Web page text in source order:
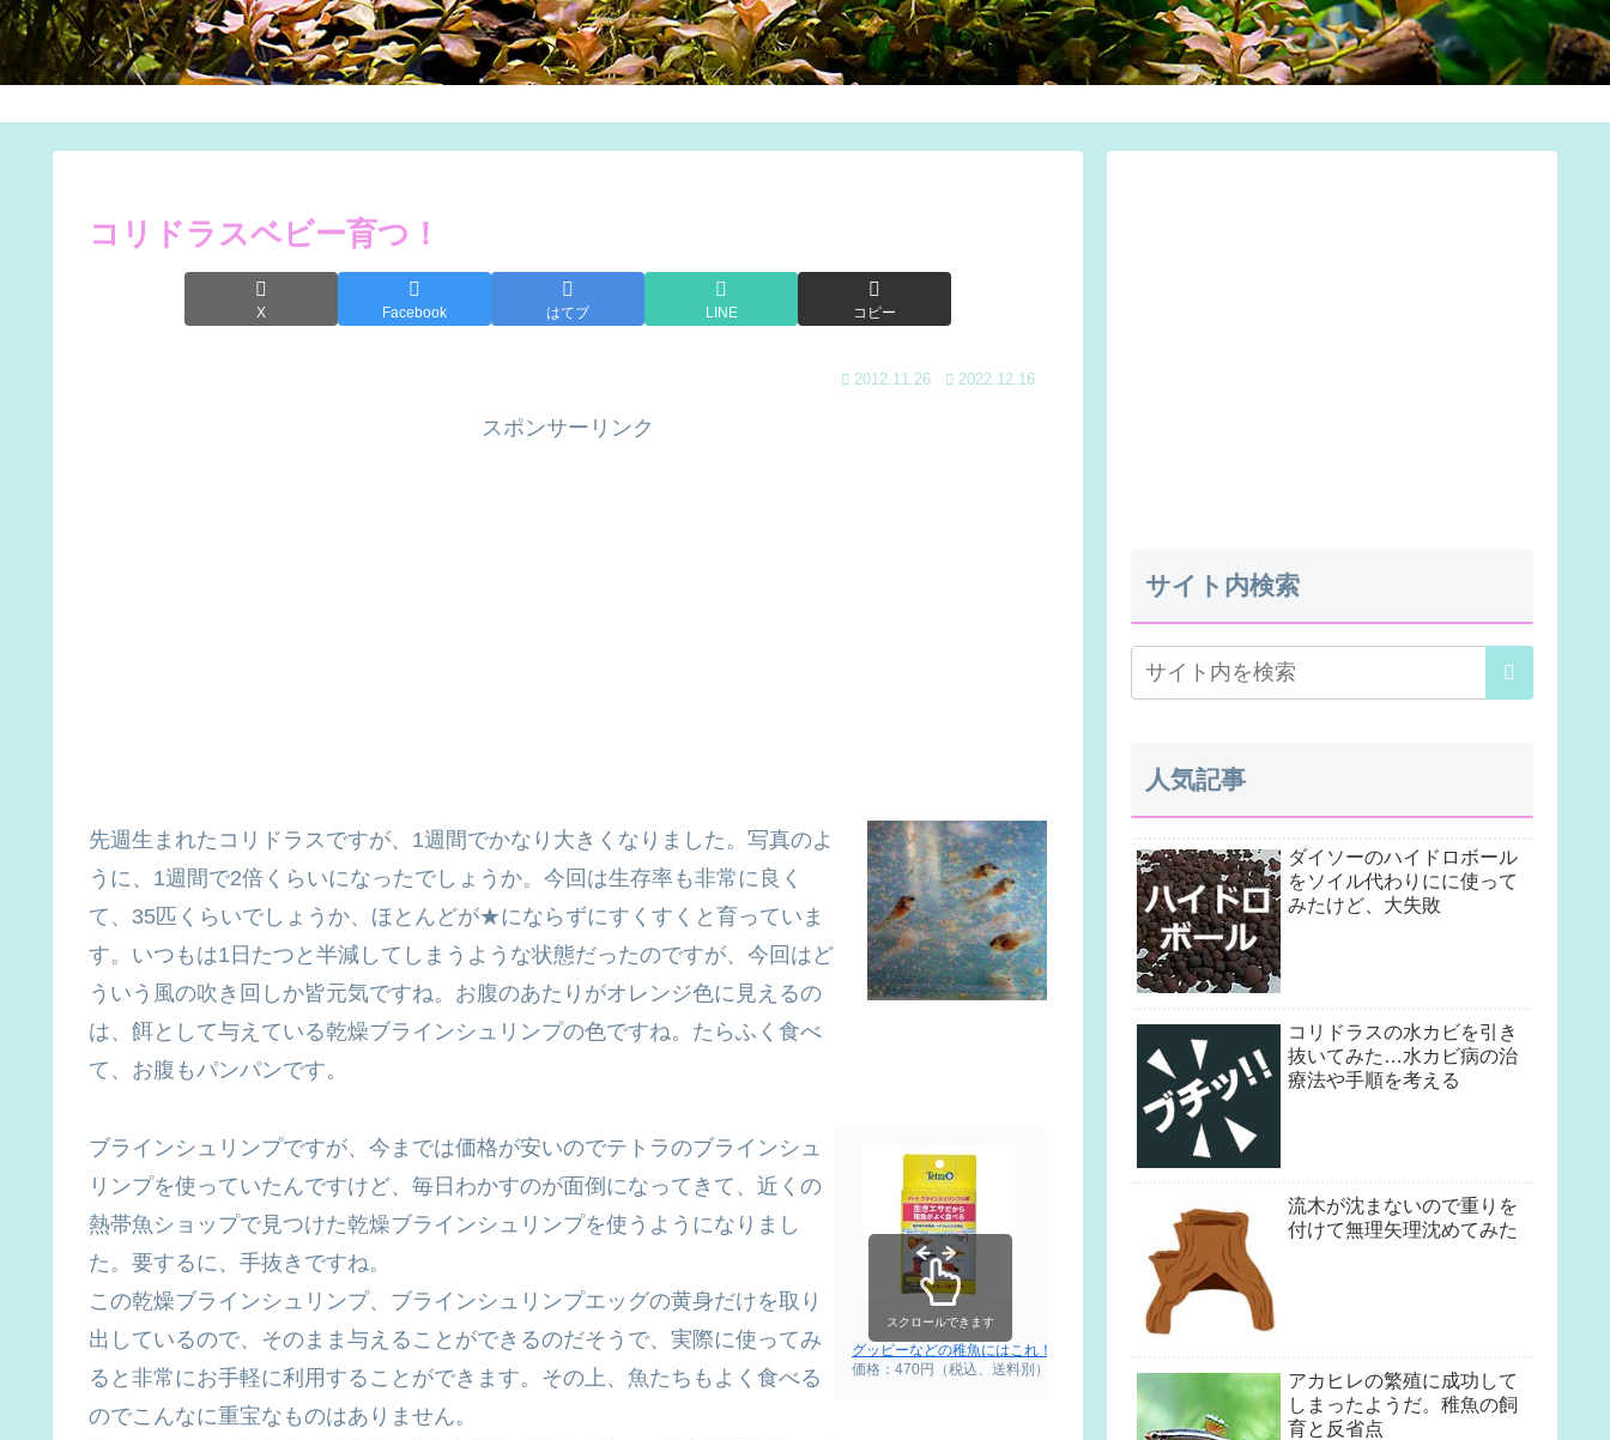
コリドラスベビー育つ！
X Facebook はてブ LINE コピー
2012.11.26 2022.12.16
スポンサーリンク
先週生まれたコリドラスですが、1週間でかなり大きくなりました。写真のよ
うに、1週間で2倍くらいになったでしょうか。今回は生存率も非常に良く
て、35匹くらいでしょうか、ほとんどが★にならずにすくすくと育っていま
す。いつもは1日たつと半減してしまうような状態だったのですが、今回はど
ういう風の吹き回しか皆元気ですね。お腹のあたりがオレンジ色に見えるの
は、餌として与えている乾燥ブラインシュリンプの色ですね。たらふく食べ
て、お腹もパンパンです。
グッピーなどの稚魚にはこれ！テトラ ブラインシュリンプエッグス 20cc【関東当日便】【HLS_DU】
価格：470円（税込、送料別）
スクロールできます
ブラインシュリンプですが、今までは価格が安いのでテトラのブラインシュ
リンプを使っていたんですけど、毎日わかすのが面倒になってきて、近くの
熱帯魚ショップで見つけた乾燥ブラインシュリンプを使うようになりまし
た。要するに、手抜きですね。
この乾燥ブラインシュリンプ、ブラインシュリンプエッグの黄身だけを取り
出しているので、そのまま与えることができるのだそうで、実際に使ってみ
ると非常にお手軽に利用することができます。その上、魚たちもよく食べる
のでこんなに重宝なものはありません。
サイト内検索
人気記事
ダイソーのハイドロボール
をソイル代わりにに使って
みたけど、大失敗
コリドラスの水カビを引き
抜いてみた…水カビ病の治
療法や手順を考える
流木が沈まないので重りを
付けて無理矢理沈めてみた
アカヒレの繁殖に成功して
しまったようだ。稚魚の飼
育と反省点